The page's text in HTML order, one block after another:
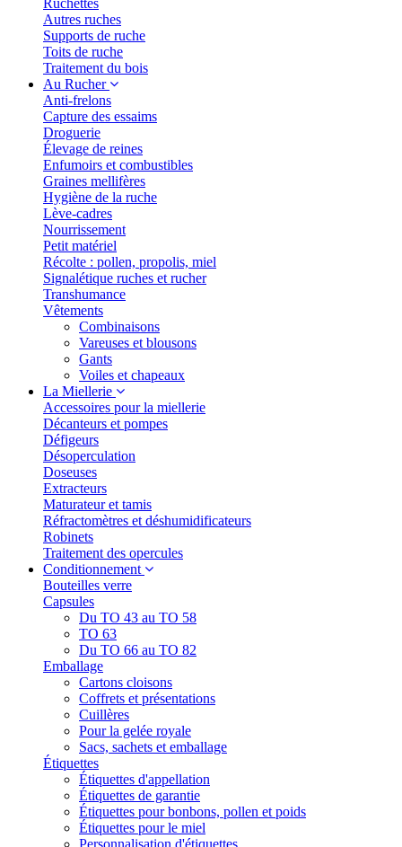
Ruchettes
Autres ruches
Supports de ruche
Toits de ruche
Traitement du bois
Au Rucher
Anti-frelons
Capture des essaims
Droguerie
Élevage de reines
Enfumoirs et combustibles
Graines mellifères
Hygiène de la ruche
Lève-cadres
Nourrissement
Petit matériel
Récolte : pollen, propolis, miel
Signalétique ruches et rucher
Transhumance
Vêtements
Combinaisons
Vareuses et blousons
Gants
Voiles et chapeaux
La Miellerie
Accessoires pour la miellerie
Décanteurs et pompes
Défigeurs
Désoperculation
Doseuses
Extracteurs
Maturateur et tamis
Réfractomètres et déshumidificateurs
Robinets
Traitement des opercules
Conditionnement
Bouteilles verre
Capsules
Du TO 43 au TO 58
TO 63
Du TO 66 au TO 82
Emballage
Cartons cloisons
Coffrets et présentations
Cuillères
Pour la gelée royale
Sacs, sachets et emballage
Étiquettes
Étiquettes d'appellation
Étiquettes de garantie
Étiquettes pour bonbons, pollen et poids
Étiquettes pour le miel